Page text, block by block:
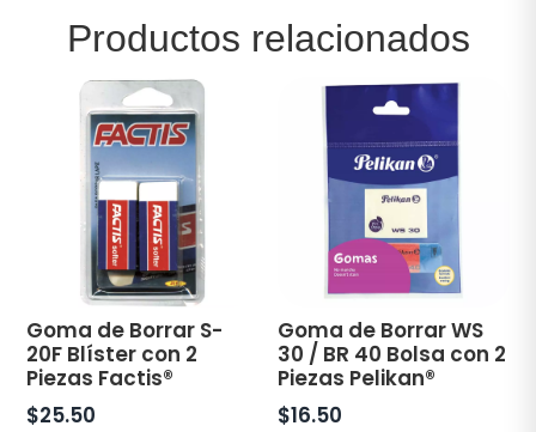
Productos relacionados
Goma de Borrar S-
20F Blíster con 2
Piezas Factis®
$25.50
Goma de Borrar WS
30 / BR 40 Bolsa con 2
Piezas Pelikan®
$16.50